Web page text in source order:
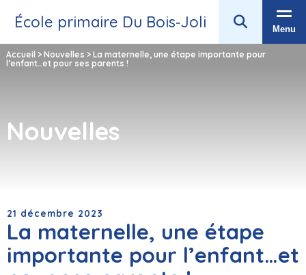
École primaire Du Bois‑Joli Menu
Accueil > Nouvelles > La maternelle, une étape importante pour
l’enfant…et pour ses parents !
Nouvelles
21 décembre 2023
La maternelle, une étape
importante pour l’enfant…et